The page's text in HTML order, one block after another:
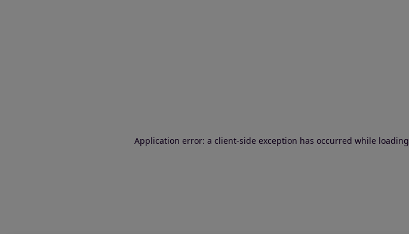
Application error: a client-side exception has occurred while loading